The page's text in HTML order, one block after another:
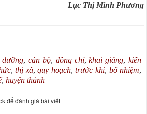
Lục Thị Minh Phương
dưỡng,cán bộ, đồng chí,khai giảng,kiến
, thị xã,quy hoạch,trước khi,bổ nhiệm,
, huyện thành
để đánh giá bài viết